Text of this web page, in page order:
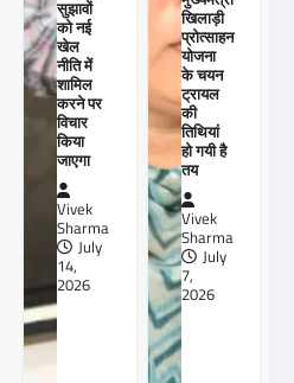
सुझावों
को नई
खेल
नीति में
शामिल
करने पर
विचार
किया
जाएगा
Vivek
Sharma
July
14,
2026
खिलाड़ी
प्रोत्साहन
योजना
के चयन
ट्रायल
की
तिथियां
हो गयी है
तय
Vivek
Sharma
July
7,
2026